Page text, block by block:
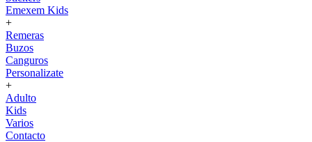
Emexem Kids
+
Remeras
Buzos
Canguros
Personalizate
+
Adulto
Kids
Varios
Contacto